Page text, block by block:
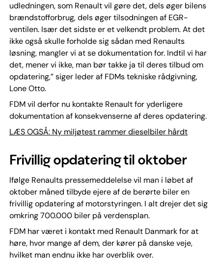
udledningen, som Renault vil gøre det, dels øger bilens
brændstofforbrug, dels øger tilsodningen af EGR-
ventilen. Især det sidste er et velkendt problem. At det
ikke også skulle forholde sig sådan med Renaults
løsning, mangler vi at se dokumentation for. Indtil vi har
det, mener vi ikke, man bør takke ja til deres tilbud om
opdatering,” siger leder af FDMs tekniske rådgivning,
Lone Otto.
FDM vil derfor nu kontakte Renault for yderligere
dokumentation af konsekvenserne af deres opdatering.
LÆS OGSÅ: Ny miljøtest rammer dieselbiler hårdt
Frivillig opdatering til oktober
Ifølge Renaults pressemeddelelse vil man i løbet af
oktober måned tilbyde ejere af de berørte biler en
frivillig opdatering af motorstyringen. I alt drejer det sig
omkring 700.000 biler på verdensplan.
FDM har været i kontakt med Renault Danmark for at
høre, hvor mange af dem, der kører på danske veje,
hvilket man endnu ikke har overblik over.